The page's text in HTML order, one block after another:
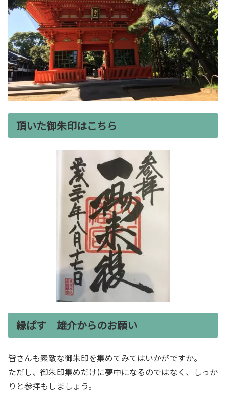
頂いた御朱印はこちら
縁ぱす 雄介からのお願い
皆さんも素敵な御朱印を集めてみてはいかがですか。
ただし、御朱印集めだけに夢中になるのではなく、しっか
りと参拝もしましょう。